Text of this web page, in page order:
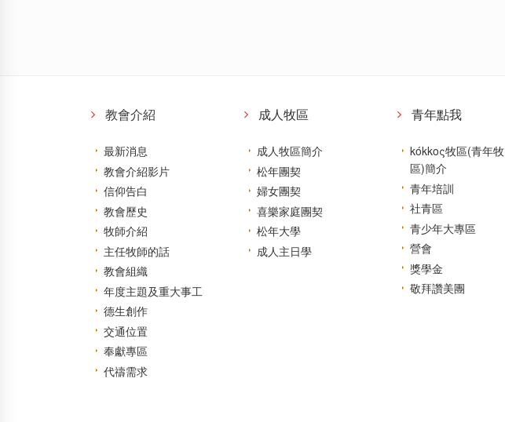
教會介紹
最新消息
教會介紹影片
信仰告白
教會歷史
牧師介紹
主任牧師的話
教會組織
年度主題及重大事工
德生創作
交通位置
奉獻專區
代禱需求
成人牧區
成人牧區簡介
松年團契
婦女團契
喜樂家庭團契
松年大學
成人主日學
青年點我
kókkoς牧區(青年牧
區)簡介
青年培訓
社青區
青少年大專區
營會
獎學金
敬拜讚美團